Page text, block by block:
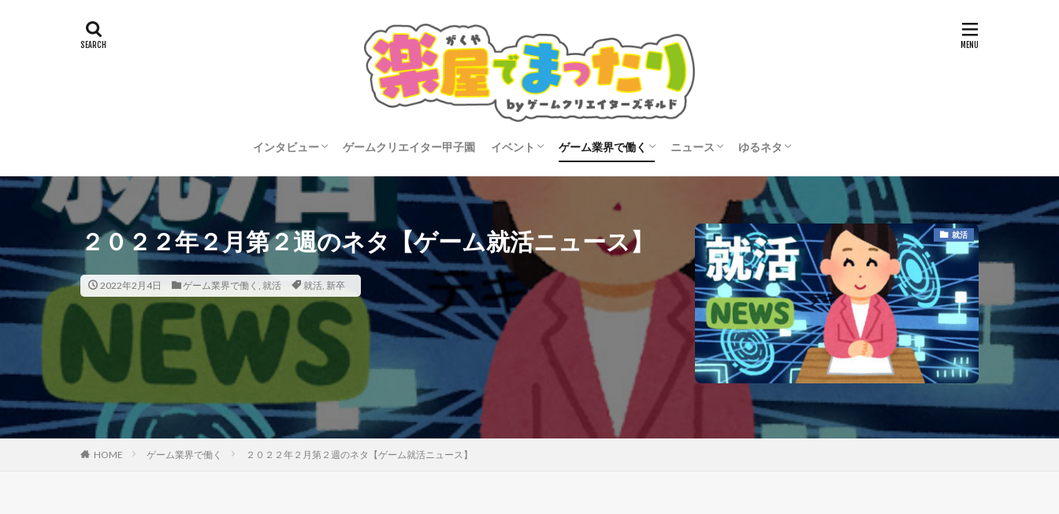
インタビュー
企業インタビュー
クリエイターインタビュー
ゲームクリエイター甲子園 イベント
開催告知
イベントレポート
ゲーム業界で働く
就活
転職
ニュース
コンテスト
ゆるネタ
配信・実況
ボードゲーム
編集部の部屋
２０２２年２月第２週のネタ【ゲーム就活ニュース】
2022年2月4日 ゲーム業界で働く , 就活 就活, 新卒
就活
HOME ゲーム業界で働く ２０２２年２月第２週のネタ【ゲーム就活ニュース】